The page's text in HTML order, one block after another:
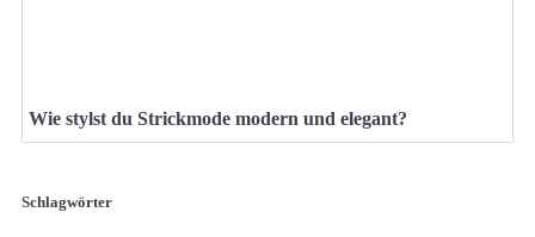
Wie stylst du Strickmode modern und elegant?
Schlagwörter